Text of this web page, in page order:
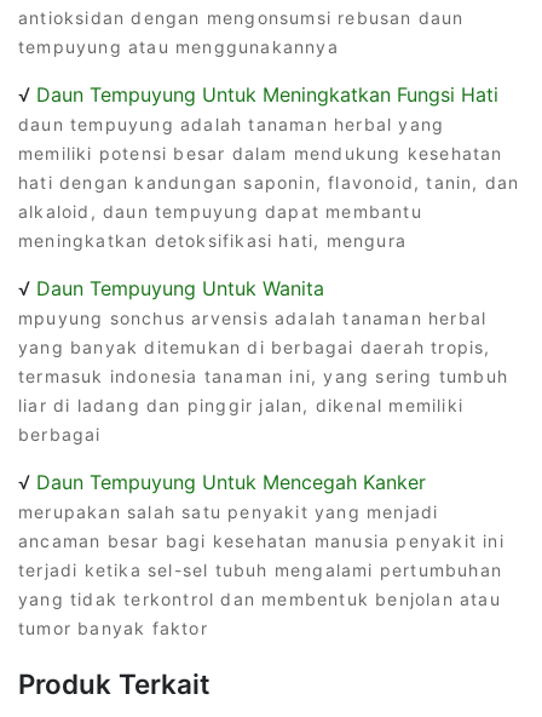
antioksidan dengan mengonsumsi rebusan daun
tempuyung atau menggunakannya
√ Daun Tempuyung Untuk Meningkatkan Fungsi Hati
daun tempuyung adalah tanaman herbal yang
memiliki potensi besar dalam mendukung kesehatan
hati dengan kandungan saponin, flavonoid, tanin, dan
alkaloid, daun tempuyung dapat membantu
meningkatkan detoksifikasi hati, mengura
√ Daun Tempuyung Untuk Wanita
mpuyung sonchus arvensis adalah tanaman herbal
yang banyak ditemukan di berbagai daerah tropis,
termasuk indonesia tanaman ini, yang sering tumbuh
liar di ladang dan pinggir jalan, dikenal memiliki
berbagai
√ Daun Tempuyung Untuk Mencegah Kanker
merupakan salah satu penyakit yang menjadi
ancaman besar bagi kesehatan manusia penyakit ini
terjadi ketika sel-sel tubuh mengalami pertumbuhan
yang tidak terkontrol dan membentuk benjolan atau
tumor banyak faktor
Produk Terkait